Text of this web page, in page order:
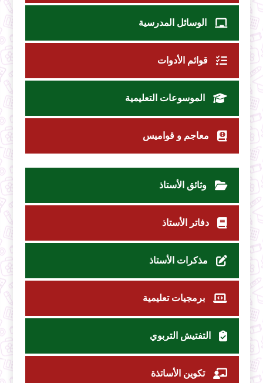
الوسائل المدرسية
قوائم الأدوات
الموسوعات التعليمية
معاجم و قواميس
وثائق الأستاذ
دفاتر الأستاذ
مذكرات الأستاذ
برمجيات تعليمية
التفتيش التربوي
تكوين الأساتذة